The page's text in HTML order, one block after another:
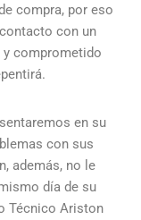
compra, por eso
con un
comprometido
en su
con sus
además, no le
día de su
Técnico Ariston